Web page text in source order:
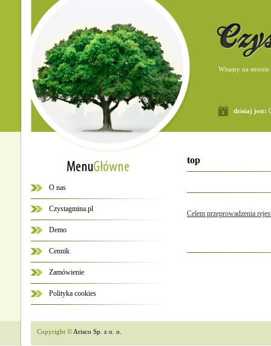
Witamy na
dzisiaj jest:
O nas
Czystagmina.pl
Demo
Cennik
Zamówienie
Polityka cookies
top
Celem przeprowadzenia
Copyright © Arisco Sp. z o. o.